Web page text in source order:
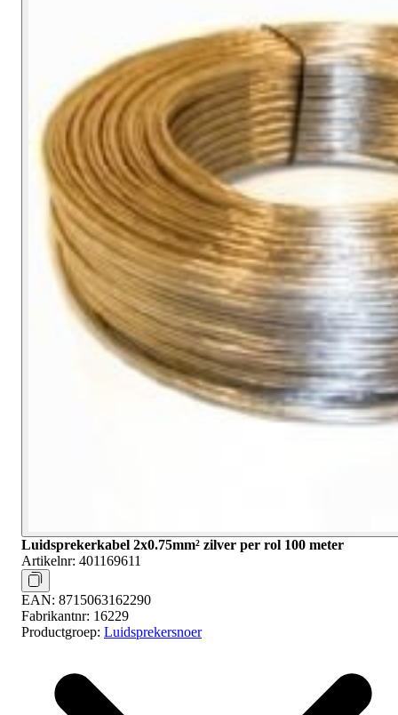
Luidsprekerkabel 2x0.75mm² zilver per rol 100 meter
Artikelnr: 401169611
EAN: 8715063162290
Fabrikantnr: 16229
Productgroep: Luidsprekersnoer